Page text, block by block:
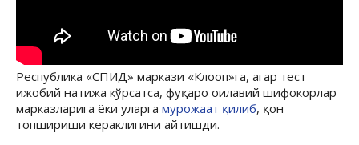
Республика «СПИД» маркази «Клооп»га, агар тест
ижобий натижа кўрсатса, фуқаро оилавий шифокорлар
марказларига ёки уларга мурожаат қилиб, қон
топшириши кераклигини айтишди.